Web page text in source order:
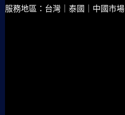
服務地區：台灣｜泰國｜中國市場